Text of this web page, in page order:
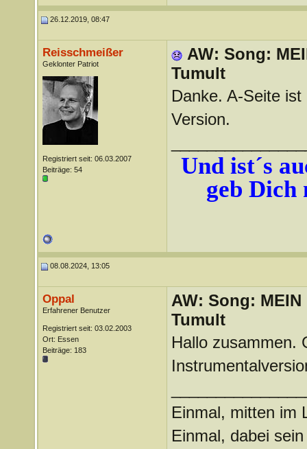
26.12.2019, 08:47
Reisschmeißer
Geklonter Patriot
Registriert seit: 06.03.2007
Beiträge: 54
AW: Song:
Tumult
Danke. A-Seite
Version.
Und ist´s
geb Dich
08.08.2024, 13:05
Oppal
Erfahrener Benutzer
Registriert seit: 03.02.2003
Ort: Essen
Beiträge: 183
AW: Song:
Tumult
Hallo zusammen.
Einmal, mitten im
Einmal, dabei sein